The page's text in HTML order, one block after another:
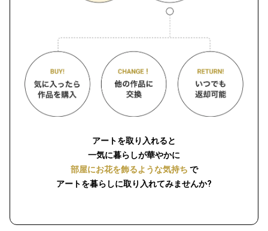
アートを取り入れると
一気に暮らしが華やかに
部屋にお花を飾るような気持ち で
アートを暮らしに取り入れてみませんか?